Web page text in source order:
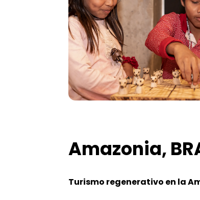
Amazonia,
Turismo regenerativo en la